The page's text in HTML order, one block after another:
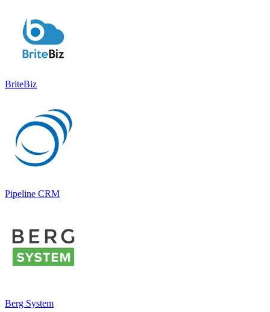
BriteBiz
Pipeline CRM
Berg System